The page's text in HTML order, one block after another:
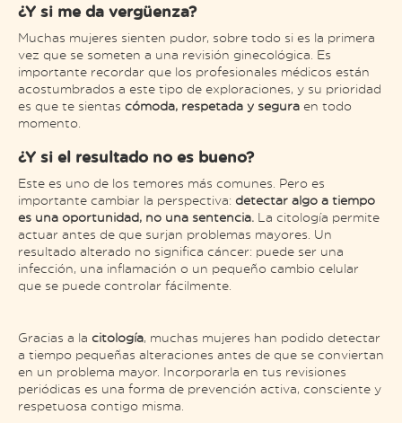
¿Y si me da vergüenza?
Muchas mujeres sienten pudor, sobre todo si es la primera
vez que se someten a una revisión ginecológica. Es
importante recordar que los profesionales médicos están
acostumbrados a este tipo de exploraciones, y su prioridad
es que te sientas cómoda, respetada y segura en todo
momento.
¿Y si el resultado no es bueno?
Este es uno de los temores más comunes. Pero es
importante cambiar la perspectiva: detectar algo a tiempo
es una oportunidad, no una sentencia. La citología permite
actuar antes de que surjan problemas mayores. Un
resultado alterado no significa cáncer: puede ser una
infección, una inflamación o un pequeño cambio celular
que se puede controlar fácilmente.
Gracias a la citología, muchas mujeres han podido detectar
a tiempo pequeñas alteraciones antes de que se conviertan
en un problema mayor. Incorporarla en tus revisiones
periódicas es una forma de prevención activa, consciente y
respetuosa contigo misma.